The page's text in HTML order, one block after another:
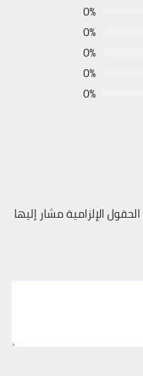
0%
0%
0%
0%
0%
الحقول الإلزامية مشار إليها